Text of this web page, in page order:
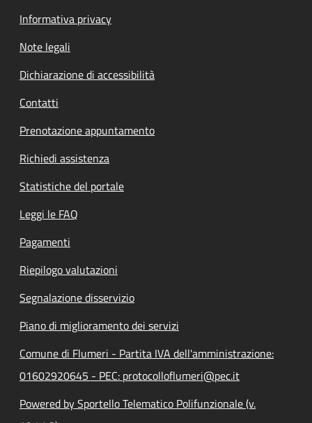
Informativa privacy
Note legali
Dichiarazione di accessibilità
Contatti
Prenotazione appuntamento
Richiedi assistenza
Statistiche del portale
Leggi le FAQ
Pagamenti
Riepilogo valutazioni
Segnalazione disservizio
Piano di miglioramento dei servizi
Comune di Flumeri - Partita IVA dell'amministrazione:
01602920645 - PEC: protocolloflumeri@pec.it
Powered by Sportello Telematico Polifunzionale (v.